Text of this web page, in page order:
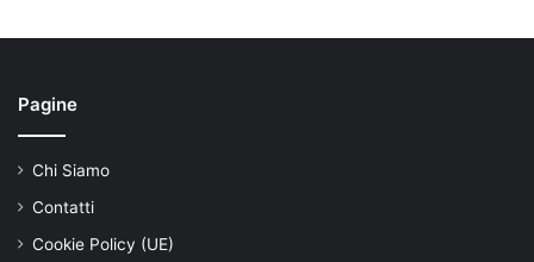
Pagine
Chi Siamo
Contatti
Cookie Policy (UE)